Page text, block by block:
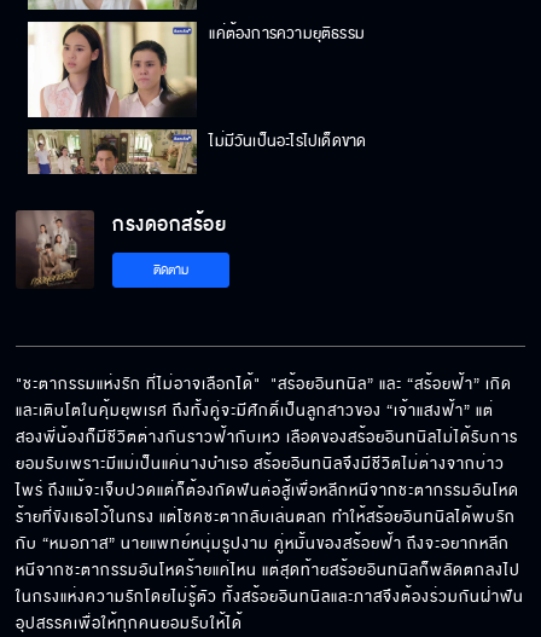
แค่ต้องการความยุติธรรม
ไม่มีวันเป็นอะไรไปเด็ดขาด
ที่บอกว่าเราไม่ควรเจอกัน ฉันคงทำให้ไม่ได้
มีความสุขมากใช่ไหม
ฉันไม่คุยด้วยแล้ว
กรงดอกสร้อย
ติดตาม
"ชะตากรรมแห่งรัก ที่ไม่อาจเลือกได้"  "สร้อยอินทนิล” และ “สร้อยฟ้า” เกิด
และเติบโตในคุ้มยุพเรศ ถึงทั้งคู่จะมีศักดิ์เป็นลูกสาวของ “เจ้าแสงฟ้า” แต่
สองพี่น้องก็มีชีวิตต่างกันราวฟ้ากับเหว เลือดของสร้อยอินทนิลไม่ได้รับการ
ยอมรับเพราะมีแม่เป็นแค่นางบำเรอ สร้อยอินทนิลจึงมีชีวิตไม่ต่างจากบ่าว
ไพร่ ถึงแม้จะเจ็บปวดแต่ก็ต้องกัดฟันต่อสู้เพื่อหลีกหนีจากชะตากรรมอันโหด
ร้ายที่ขังเธอไว้ในกรง แต่โชคชะตากลับเล่นตลก ทำให้สร้อยอินทนิลได้พบรัก
กับ “หมอภาส” นายแพทย์หนุ่มรูปงาม คู่หมั้นของสร้อยฟ้า ถึงจะอยากหลีก
หนีจากชะตากรรมอันโหดร้ายแค่ไหน แต่สุดท้ายสร้อยอินทนิลก็พลัดตกลงไป
ในกรงแห่งความรักโดยไม่รู้ตัว ทั้งสร้อยอินทนิลและภาสจึงต้องร่วมกันฝ่าฟัน
อุปสรรคเพื่อให้ทุกคนยอมรับให้ได้